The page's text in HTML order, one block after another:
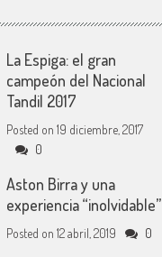
La Espiga: el gran
campeón del Nacional
Tandil 2017
Posted on 19 diciembre, 2017
0
Aston Birra y una
experiencia “inolvidable”
Posted on 12 abril, 2019 0